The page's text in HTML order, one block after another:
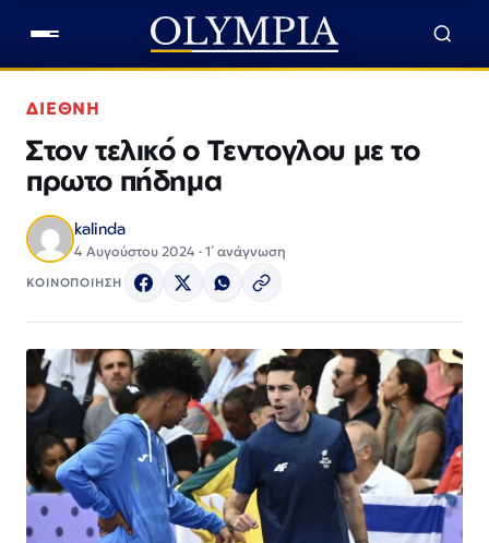
ΔΙΕΘΝΗ
Στον τελικό ο Τεντογλου με το
πρωτο πήδημα
kalinda
4 Αυγούστου 2024 · 1΄ ανάγνωση
ΚΟΙΝΟΠΟΙΗΣΗ